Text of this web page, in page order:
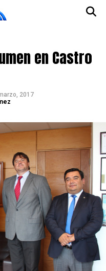
en Castro
2017
móvil